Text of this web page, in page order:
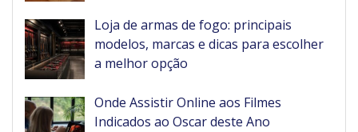
Loja de armas de fogo: principais
modelos, marcas e dicas para escolher
a melhor opção
Onde Assistir Online aos Filmes
Indicados ao Oscar deste Ano